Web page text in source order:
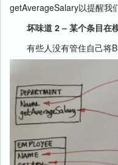
getAverageSalary以提醒我
坏味道 2 – 某个条目在
有些人没有管住自己将